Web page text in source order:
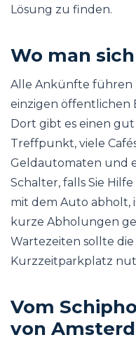
Lösung zu finden.
Wo man
Alle Ankünfte führen
einzigen öffentlichen
Dort gibt es einen
Treffpunkt, viele
Geldautomaten und
Schalter, falls Sie
mit dem Auto abholt,
kurze Abholungen
Wartezeiten sollte
Kurzzeitparkplatz
Vom
von